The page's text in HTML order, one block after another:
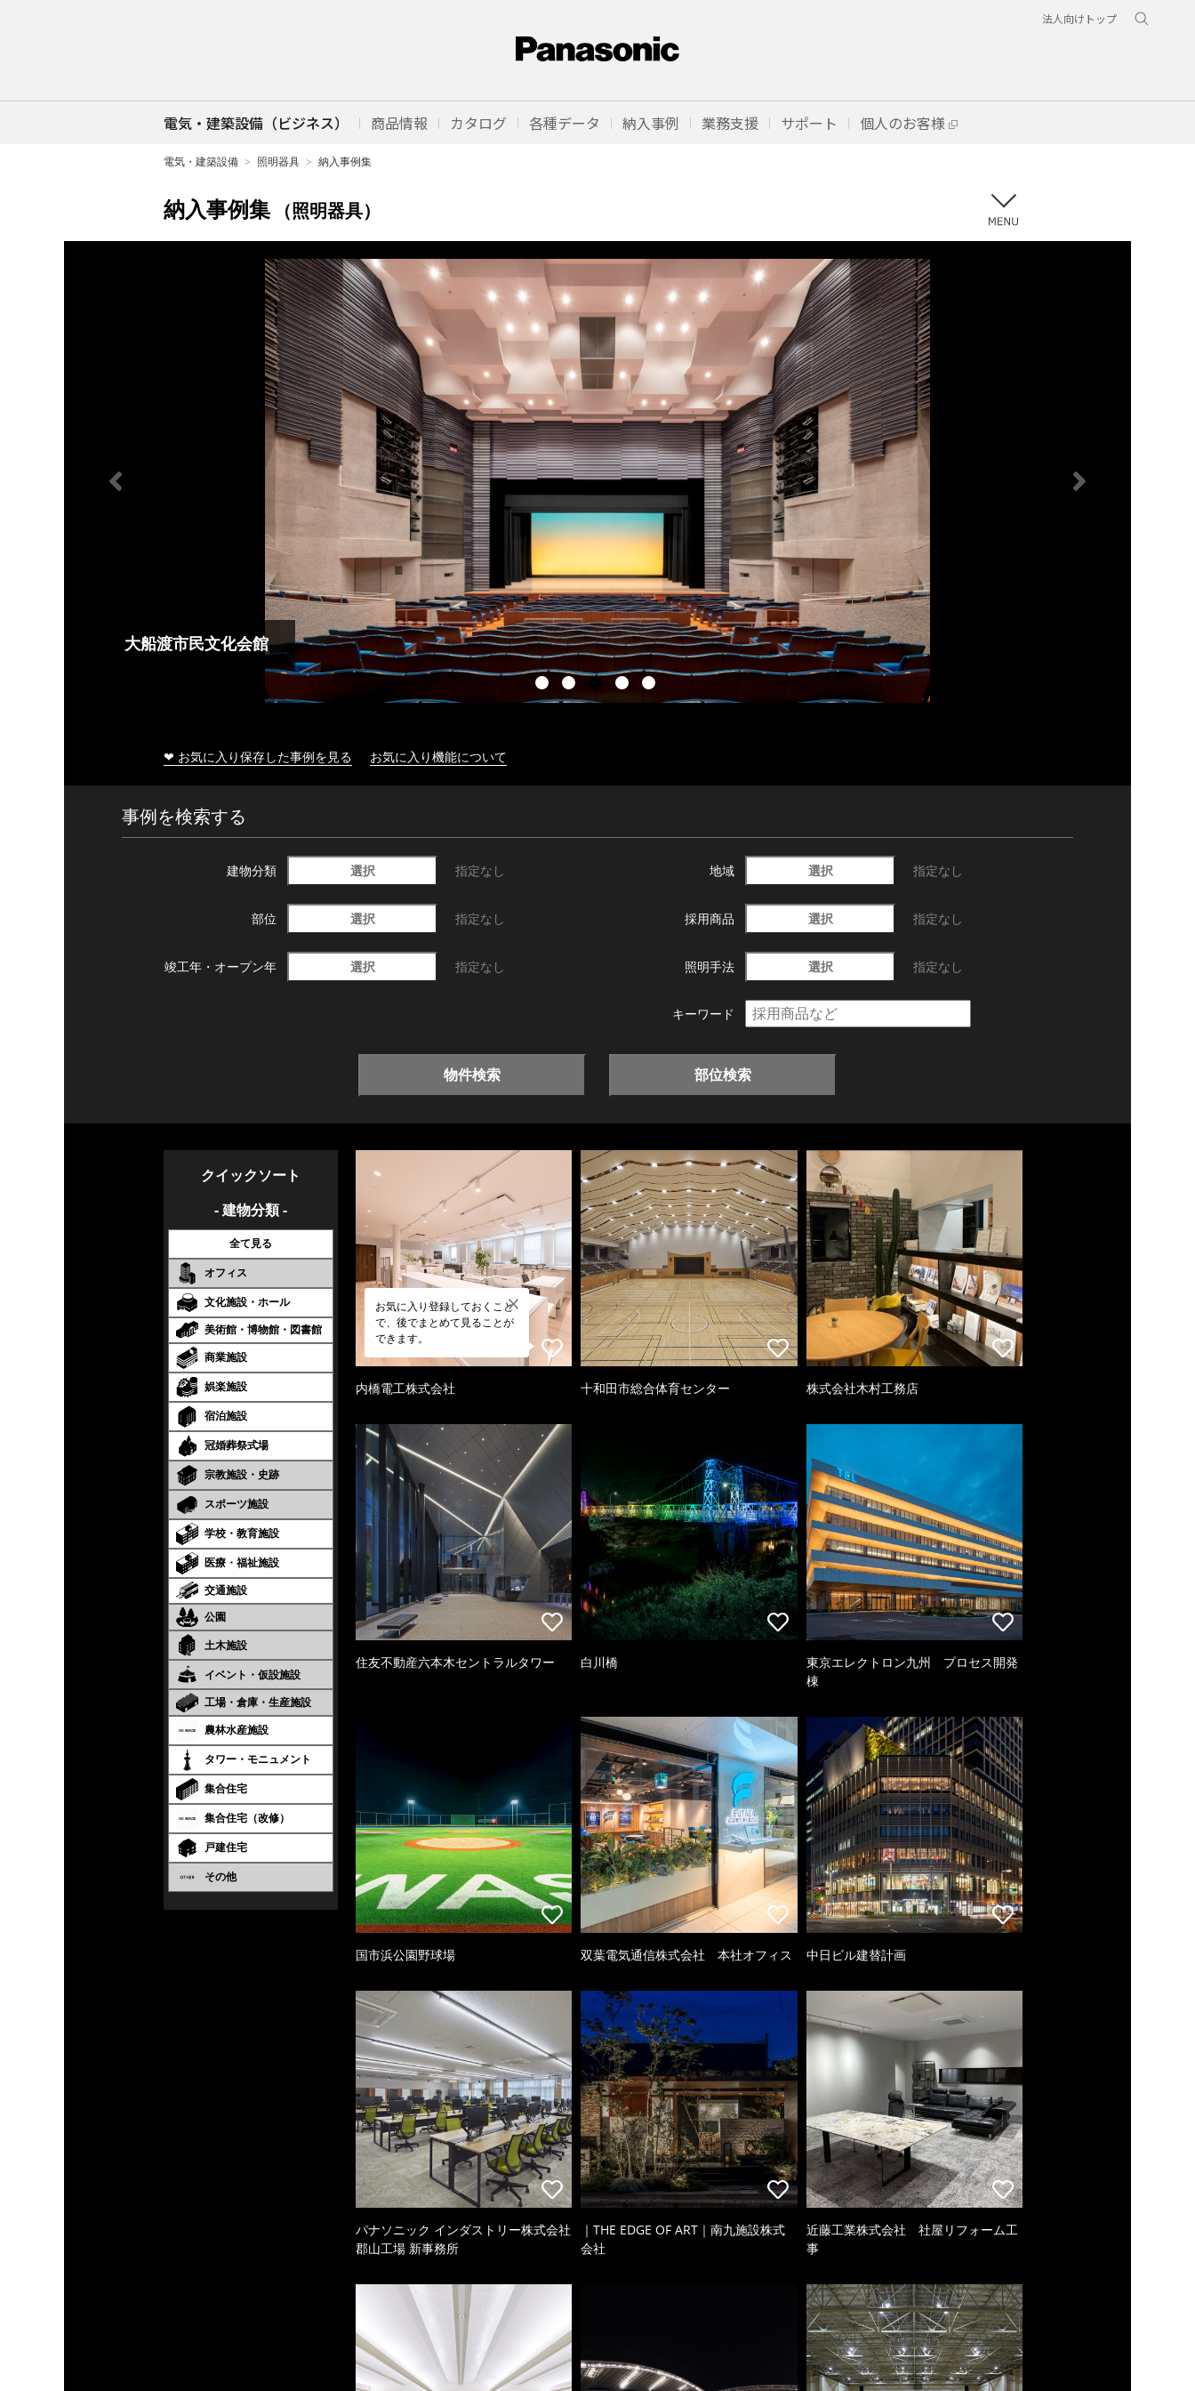
法人向けトップ
電気・建築設備（ビジネス） 商品情報 カタログ 各種データ 納入事例 業務支援 サポート 個人のお客様
電気・建築設備 照明器具 納入事例集
納入事例集 （照明器具）
大船渡市民文化会館
❤ お気に入り保存した事例を見る お気に入り機能について
事例を検索する
建物分類 選択 指定なし 地域 選択 指定なし
部位 選択 指定なし 採用商品 選択 指定なし
竣工年・ オープン年 選択 指定なし 照明手法 選択 指定なし
キーワード
物件検索 部位検索
クイックソート
- 建物分類 -
全て見る
オフィス
文化施設・ホール
美術館・博物館・図書館
商業施設
娯楽施設
宿泊施設
冠婚葬祭式場
宗教施設・史跡
スポーツ施設
学校・教育施設
医療・福祉施設
交通施設
公園
土木施設
イベント・仮設施設
工場・倉庫・生産施設
農林水産施設
タワー・モニュメント
集合住宅
集合住宅（改修）
戸建住宅
その他
お気に入り登録しておくこと
で、後でまとめて見ることが
できます。
内橋電工株式会社 十和田市総合体育センター 株式会社木村工務店
住友不動産六本木セントラルタワー 白川橋
東京エレクトロン九州 プロセス開発
棟
国市浜公園野球場 双葉電気通信株式会社 本社オフィス 中日ビル建替計画
パナソニック インダストリー株式会社
郡山工場 新事務所
｜THE EDGE OF ART｜南九施設株式
会社
近藤工業株式会社 社屋リフォーム工
事